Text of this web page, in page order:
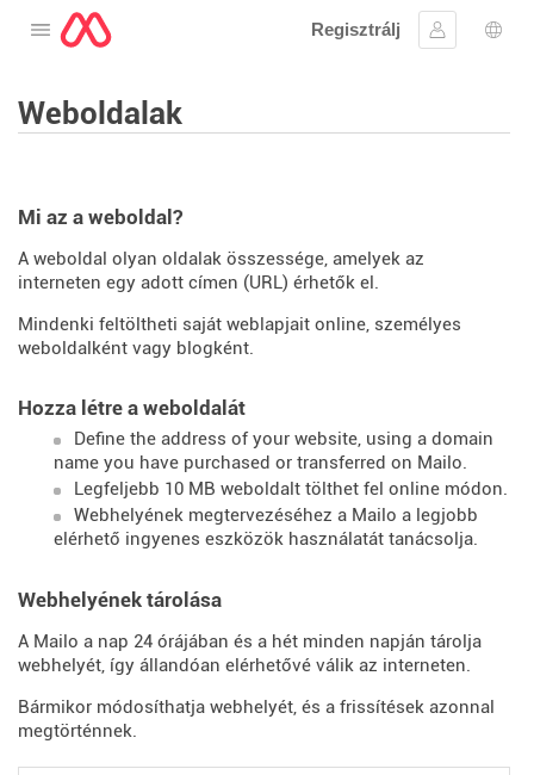
Nyissa meg a menüt
Regisztrálj
Weboldalak
Mi az a weboldal?
A weboldal olyan oldalak összessége, amelyek az
interneten egy adott címen (URL) érhetők el.
Mindenki feltöltheti saját weblapjait online, személyes
weboldalként vagy blogként.
Hozza létre a weboldalát
Define the address of your website, using a domain
name you have purchased or transferred on Mailo.
Legfeljebb 10 MB weboldalt tölthet fel online módon.
Webhelyének megtervezéséhez a Mailo a legjobb
elérhető ingyenes eszközök használatát tanácsolja.
Webhelyének tárolása
A Mailo a nap 24 órájában és a hét minden napján tárolja
webhelyét, így állandóan elérhetővé válik az interneten.
Bármikor módosíthatja webhelyét, és a frissítések azonnal
megtörténnek.